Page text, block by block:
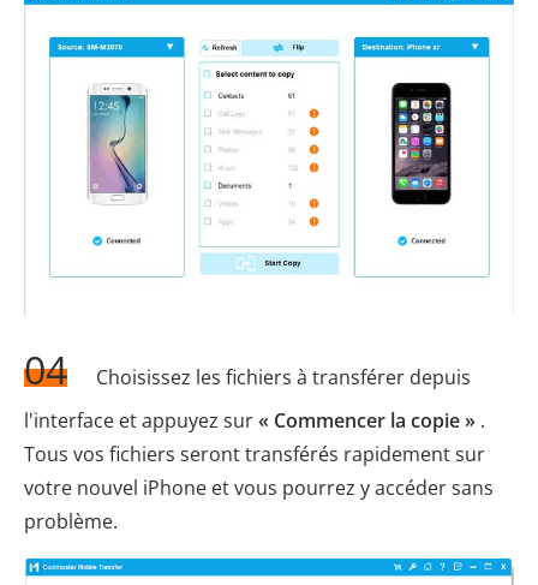
04
Choisissez les fichiers à transférer depuis
l'interface et appuyez sur« Commencer la copie » .
Tous vos fichiers seront transférés rapidement sur
votre nouvel iPhone et vous pourrez y accéder sans
problème.